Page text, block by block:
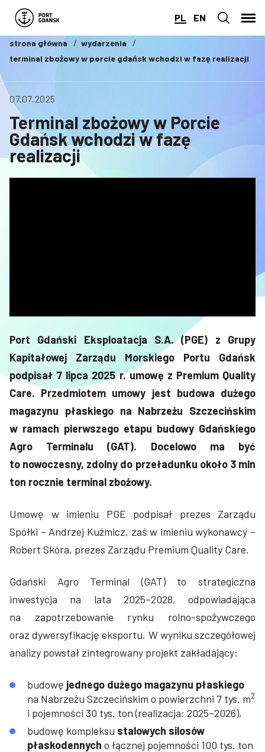
PL EN
strona główna
wydarzenia
terminal zbożowy w porcie gdańsk wchodzi w fazę realizacji
07.07.2025
Terminal zbożowy w Porcie
Gdańsk wchodzi w fazę
realizacji
Port Gdański Eksploatacja S.A. (PGE) z Grupy
Kapitałowej Zarządu Morskiego Portu Gdańsk
podpisał 7 lipca 2025 r. umowę z Premium Quality
Care. Przedmiotem umowy jest budowa dużego
magazynu płaskiego na Nabrzeżu Szczecińskim
w ramach pierwszego etapu budowy Gdańskiego
Agro Terminalu (GAT). Docelowo ma być
to nowoczesny, zdolny do przeładunku około 3 mln
ton rocznie terminal zbożowy.
Umowę w imieniu PGE podpisał prezes Zarządu
Spółki – Andrzej Kuźmicz, zaś w imieniu wykonawcy –
Robert Skóra, prezes Zarządu Premium Quality Care.
Gdański Agro Terminal (GAT) to strategiczna
inwestycja na lata 2025–2028, odpowiadająca
na zapotrzebowanie rynku rolno-spożywczego
oraz dywersyfikację eksportu. W wyniku szczegółowej
analizy powstał zintegrowany projekt zakładający:
budowę jednego dużego magazynu płaskiego
na Nabrzeżu Szczecińskim o powierzchni 7 tys. m2
i pojemności 30 tys. ton (realizacja: 2025–2026),
budowę kompleksu stalowych silosów
płaskodennych o łącznej pojemności 100 tys. ton